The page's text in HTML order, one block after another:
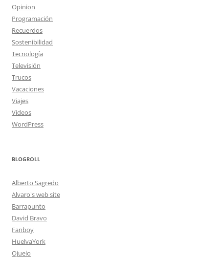
Opinion
Programación
Recuerdos
Sostenibilidad
Tecnología
Televisión
Trucos
Vacaciones
Viajes
Videos
WordPress
BLOGROLL
Alberto Sagredo
Alvaro's web site
Barrapunto
David Bravo
Fanboy
HuelvaYork
Ojuelo